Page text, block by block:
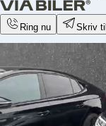
Ring nu Skriv